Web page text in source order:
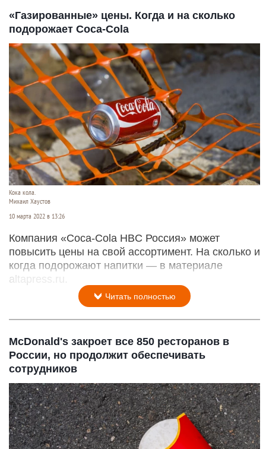
«Газированные» цены. Когда и на сколько
подорожает Coca-Cola
Кока кола.
Михаил Хаустов
10 марта 2022 в 13:26
Компания «Coca-Cola HBC Россия» может
повысить цены на свой ассортимент. На сколько и
когда подорожают напитки — в материале
altapress.ru.
Читать полностью
McDonald's закроет все 850 ресторанов в
России, но продолжит обеспечивать
сотрудников